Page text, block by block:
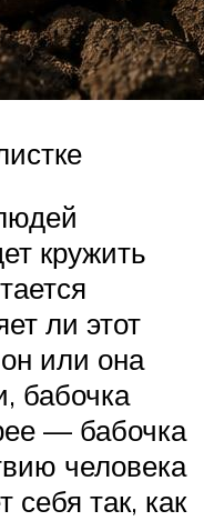
кружить
ли этот
или она
бабочка
— бабочка
человека
себя так, как